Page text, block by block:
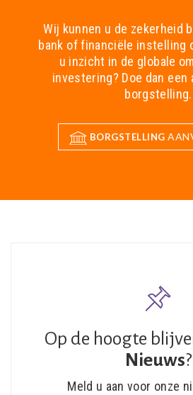
Wij kunnen u de zekerheid
bank of financiële instelling
u inzicht in de globale
investering? Doe dan een
borgstelling.
BORGSTELLING
Op de hoogte
Nieuws?
Meld u aan voor onze